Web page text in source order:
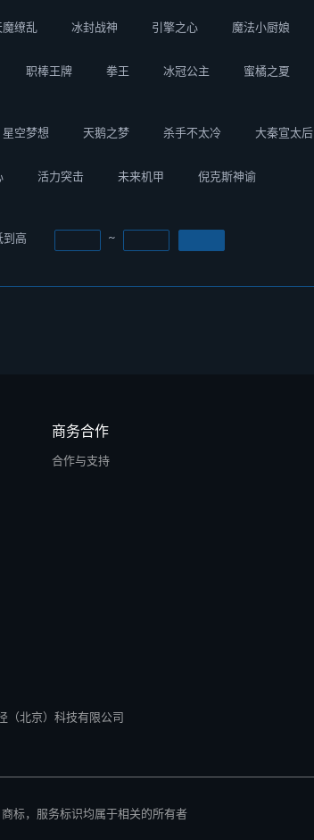
魔缭乱 冰封战神 引擎之心 魔法小厨娘
职棒王牌 拳王 冰冠公主 蜜橘之夏
星空梦想 天鹅之梦 杀手不太冷 大秦宣太后
活力突击 未来机甲 倪克斯神谕
到高 ~
商务合作
合作与支持
（北京）科技有限公司
标，服务标识均属于相关的所有者